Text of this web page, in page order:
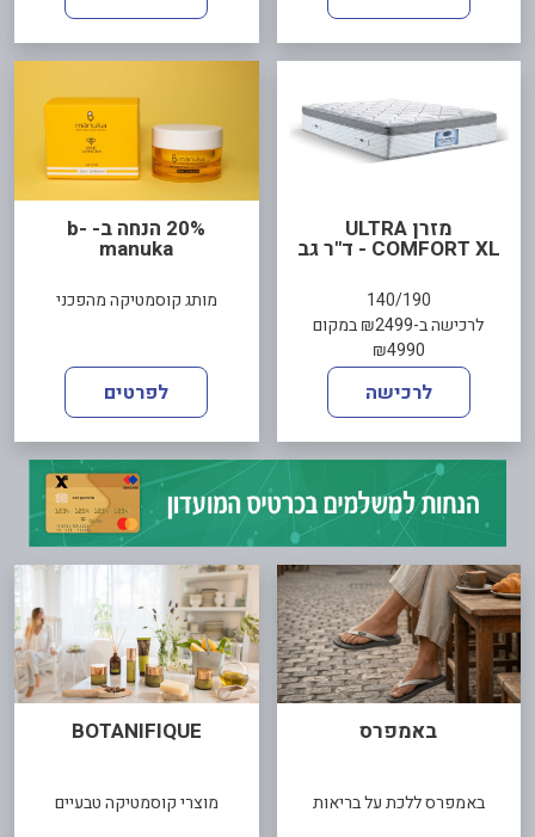
מזרן ULTRA
COMFORT XL - ד"ר גב
140/190
לרכישה ב-₪2499 במקום
₪4990
לרכישה
20% הנחה ב- b-
manuka
מותג קוסמטיקה מהפכני
לפרטים
באמפרס
באמפרס ללכת על בריאות
BOTANIFIQUE
מוצרי קוסמטיקה טבעיים